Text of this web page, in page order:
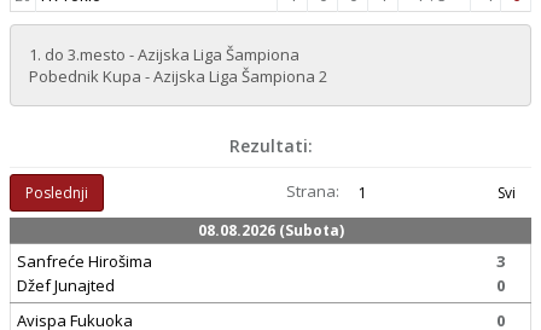
1. do 3.mesto - Azijska Liga Šampiona
Pobednik Kupa - Azijska Liga Šampiona 2
Rezultati:
Poslednji Strana: 1
Svi
08.08.2026 (Subota)
Sanfreće Hirošima
Džef Junajted
3
0
Avispa Fukuoka
0